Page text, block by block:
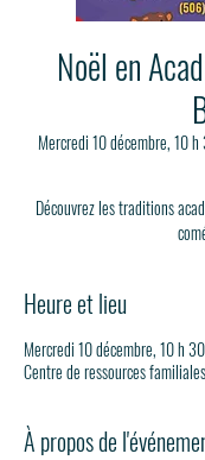
Noël en
Mercredi 10 décembre, 10
Découvrez les traditions
Heure et lieu
Mercredi 10 décembre, 10 h
Centre de ressources
À propos de